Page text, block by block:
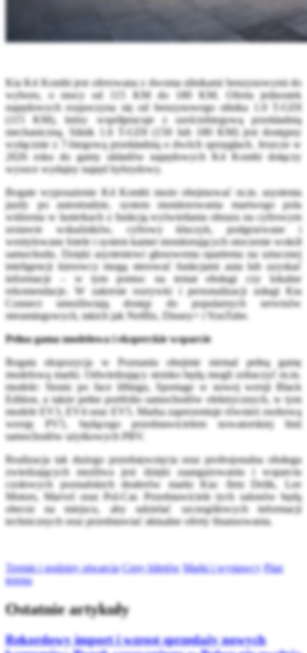
Kia K4 Kombi jest oferowana z dwoma silnikami benzynowymi do
wyboru, o mocy od 115 KM do 180 KM. Oferta jednostek
napędowych rozpoczyna się od benzynowego silnika 1.0 T-GDI
(115 KM), który współpracuje z sześciobiegową przekładnią
mechaniczną. Silnik 1.6 T-GDI (150 lub 180 KM) jest dostępny
wyłącznie z 7-biegową przekładnią o dwóch sprzęgłach. Jeszcze w
2026 roku do gamy układów napędowych K4 Kombi dołączy
wysoce wydajny napęd hybrydowy.
Bogate wyposażenie K4 Kombi może obejmować m.in. asystenta
jazdy po autostradzie, system monitorowania martwego pola
widzenia w lusterkach z funkcją wyświetlania obrazu na cyfrowym
zestawie wskaźników, cyfrowy kluczyk, podgrzewane i
wentylowane fotele i system kamer monitorujących otoczenie wokół
samochodu. Dzięki asystentowi głosowemu opartemu na sztucznej
inteligencji kierowcy mogą sterować funkcjami auta lub uzyskać
informacje – w tym pomoc na temat obsługi czy lokalne
rekomendacje. W zakresie rozrywki i personalizacji usługi Kia
Connect umożliwiają dostęp do popularnych serwisów
streamingowych, takich jak Netflix, Disney+ i YouTube.
Pełna gama modelowa i eksperckie wsparcie
Bogata ekspozycja w Poznaniu obejmie niemal pełną gamę
modelową marki. Odwiedzający stoisko będą mogli zobaczyć m.in.
modele: Stonic po face liftingu, Sportage w nowej wersji Black
Edition, a także pełne portfolio samochodów elektrycznych, w tym
modele EV3, EV4 oraz EV5. Marka zaprezentuje również osobową
wersję PV5, będącego przedstawicielem nowatorskiej linii
samochodów użytkowych PBV.
Realizacja tak dużego przedsięwzięcia oraz profesjonalna obsługa
zwiedzających możliwa jest dzięki zaangażowaniu i wsparciu
czołowych poznańskich dealerów marki Kia: firm Delik, Lee
Motors, Marvel oraz Pol-Car. Przedstawiciele tych salonów będą
obecni na miejscu, aby udzielać szczegółowych informacji
technicznych oraz przedstawiać aktualne oferty finansowania.
Termin i godziny otwarcia Ceny biletów Marki i wystawcy Plan
terenu
Ostatnie artykuły
Rekordowy import i wzrost sprzedaży nowych